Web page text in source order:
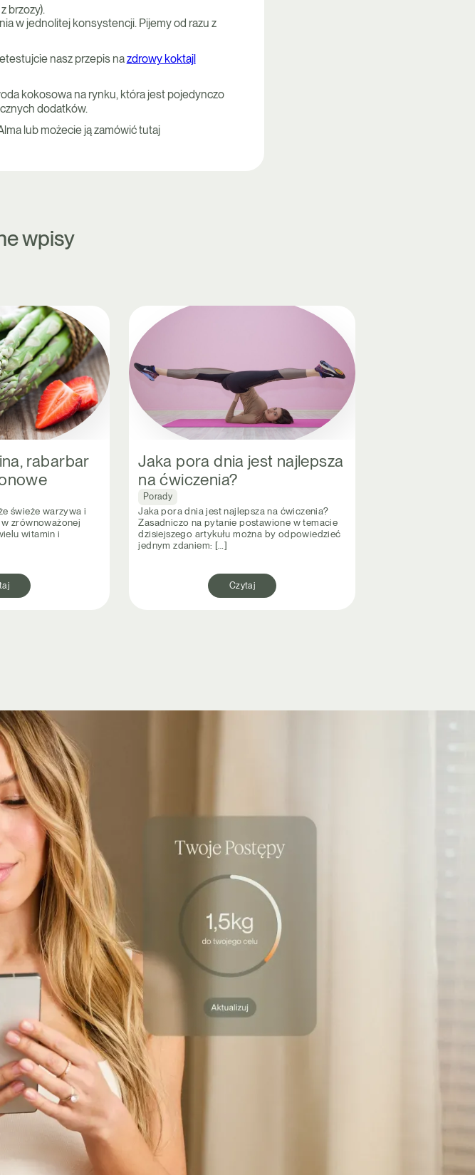
brzozy).
w jednolitej konsystencji. Pijemy od razu z
nasz przepis nazdrowy koktajl
kokosowa na rynku, która jest pojedynczo
dodatków.
lub możecie ją zamówić tutaj
wpisy
rabarbar
świeże warzywa i
zrównoważonej
witamin i
Jaka pora dnia jest najlepsza
na ćwiczenia?
Porady
Jaka pora dnia jest najlepsza na ćwiczenia?
Zasadniczo na pytanie postawione w temacie
dzisiejszego artykułu można by odpowiedzieć
jednym zdaniem: […]
Czytaj